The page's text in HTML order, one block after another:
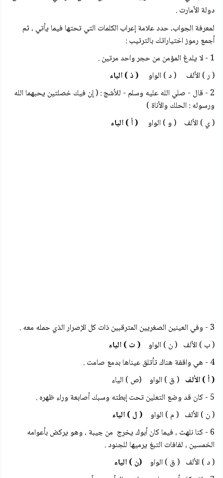
دولة الأمارت .
لمعرفة الجواب، حدد علامة إعراب الكلمات التي تحتها فيما يأتي ، ثم
أجمع رموز اختياراتك بالترتيب :
1 - لا يلدغ المؤمن من حجر واحد مرتين .
( ر ) الألف ( د ) الواو
( ذ ) الياء
2 - قال - صلي الله عليه وسلم - للأشج : ( إن فيك خصلتين يحبهما الله
ورسوله : الحلك والأناة )
( ي ) الألف ( و ) الواو ( أ ) الياء
3 - وفي العينين الصغريين المترقبين ذات كل الإصرار الذي حمله معه .
( ب ) الألف ( ن ) الواو
( ت ) الياء
4 - هي واقفة هناك تأتلق عيناها بدمع صامت .
( أ ) الألف ( ق ) الواو (ص ) الياء
5 - كان قد وضع التعلين تحت إبطته وسبك أصابعة وراء ظهره .
( ن ) الألف ( م ) الواو
( ل ) الياء
6 - كنا نلهث ، فيما كان أبوك يخرج من جيبة ، وهو يركض بأعوامه
الخمسين ، لفافات التبغ يرميها للجنود .
( د ) الألف ( ق ) الواو
(ن ) الياء